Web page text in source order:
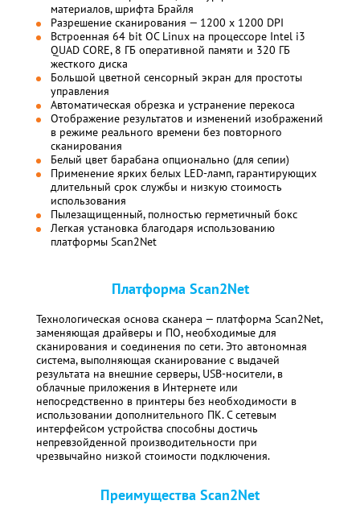
материалов, шрифта Брайля
Разрешение сканирования — 1200 x 1200 DPI
Встроенная 64 bit ОС Linux на процессоре Intel i3
QUAD CORE, 8 ГБ оперативной памяти и 320 ГБ
жесткого диска
Большой цветной сенсорный экран для простоты
управления
Автоматическая обрезка и устранение перекоса
Отображение результатов и изменений изображений
в режиме реального времени без повторного
сканирования
Белый цвет барабана опционально (для сепии)
Применение ярких белых LED-ламп, гарантирующих
длительный срок службы и низкую стоимость
использования
Пылезащищенный, полностью герметичный бокс
Легкая установка благодаря использованию
платформы Scan2Net
Платформа Scan2Net
Технологическая основа сканера — платформа Scan2Net,
заменяющая драйверы и ПО, необходимые для
сканирования и соединения по сети. Это автономная
система, выполняющая сканирование с выдачей
результата на внешние серверы, USB-носители, в
облачные приложения в Интернете или
непосредственно в принтеры без необходимости в
использовании дополнительного ПК. С сетевым
интерфейсом устройства способны достичь
непревзойденной производительности при
чрезвычайно низкой стоимости подключения.
Преимущества Scan2Net